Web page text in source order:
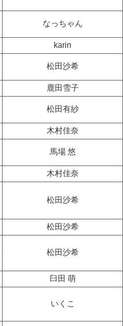
なっちゃん
karin
松田沙希
鹿田雪子
松田有紗
木村佳奈
馬場 悠
木村佳奈
松田沙希
松田沙希
松田沙希
臼田 萌
いくこ